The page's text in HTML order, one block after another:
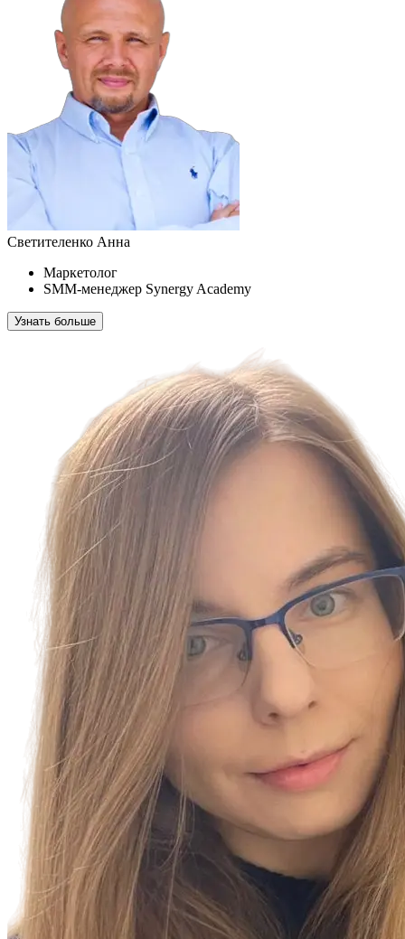
Светителенко Анна
Маркетолог
SMM-менеджер Synergy Academy
Узнать больше